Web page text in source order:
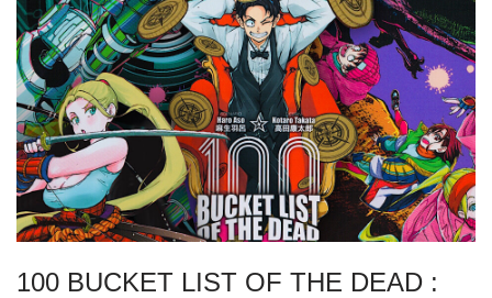
100 BUCKET LIST OF THE DEAD :